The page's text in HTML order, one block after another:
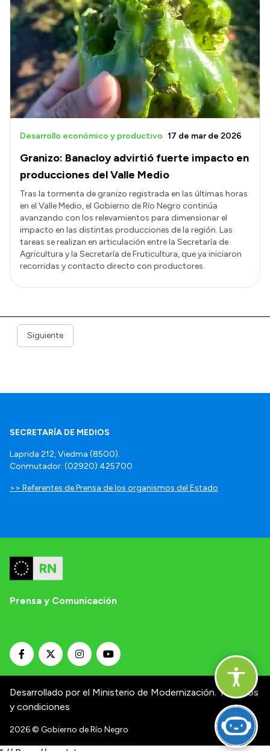
Granizo: Banacloy advirtió fuerte impacto en
producciones del Valle Medio
Desarrollo económico y productivo 17 de mar de 2026
Tras la tormenta de granizo registrada en las últimas horas
en el Valle Medio, el Gobierno de Río Negro continúa
avanzando con los relevamientos para dimensionar el
impacto en las distintas producciones de la región. Las
tareas se realizan en articulación entre la Secretaría de
Agricultura y la Secretaría de Fruticultura, que ya iniciaron
recorridas y contacto directo con productores.
Siguiente
SECRETARÍA DE MEDIOS
Laprida 212, Viedma (8500).
Conmutador: (02920) 425700
>> Referentes de Prensa de los organismos del Estado
Prensa y Comunicación
Desarrollado por el Ministerio de Modernización. Términos
y condiciones
2026© Gobierno de Río Negro